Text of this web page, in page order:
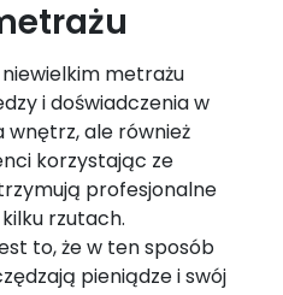
niewielkim metrażu
i doświadczenia w
ale również
korzystając ze
profesjonalne
rzutach.
to, że w ten sposób
pieniądze i swój